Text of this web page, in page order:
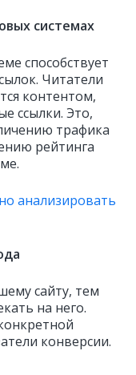
системах
способствует
Читатели
контентом,
ссылки. Это,
трафика
рейтинга
анализировать
сайту, тем
на него.
конверсии.